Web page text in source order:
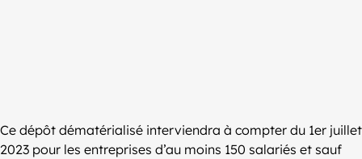
Ce dépôt dématérialisé interviendra à compter du 1er juillet
2023 pour les entreprises d’au moins 150 salariés et sauf